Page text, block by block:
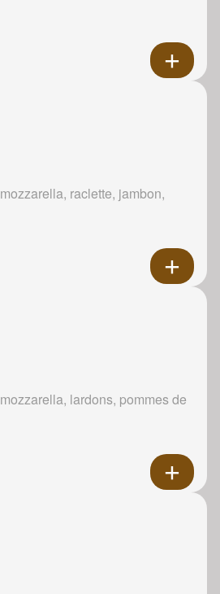
raclette, jambon,
lardons, pommes de